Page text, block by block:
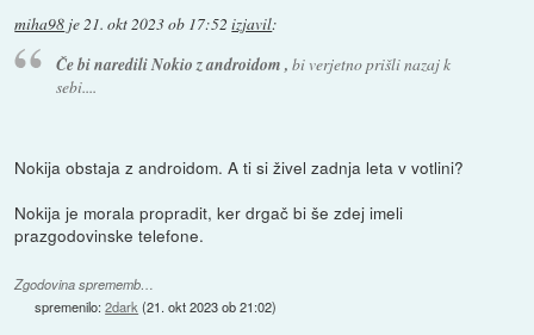
miha98 je21. okt 2023 ob 17:52 izjavil:
Če bi naredili Nokio z androidom , bi verjetno prišli nazaj k
sebi....
Nokija obstaja z androidom. A ti si živel zadnja leta v votlini?
Nokija je morala propradit, ker drgač bi še zdej imeli
prazgodovinske telefone.
Zgodovina sprememb…
spremenilo:2dark (21. okt 2023 ob 21:02)